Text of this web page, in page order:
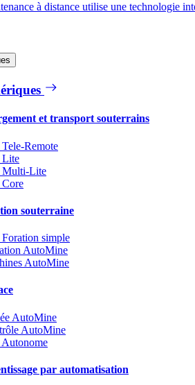
à distance utilise une technologie
et transport souterrains
Remote
Lite
souterraine
simple
AutoMine
AutoMine
AutoMine
AutoMine
par automatisation